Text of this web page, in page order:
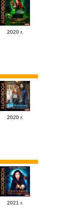
2020 г.
2020 г.
2021 г.